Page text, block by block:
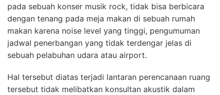
pada sebuah konser musik rock, tidak bisa berbicara
dengan tenang pada meja makan di sebuah rumah
makan karena noise level yang tinggi, pengumuman
jadwal penerbangan yang tidak terdengar jelas di
sebuah pelabuhan udara atau airport.
Hal tersebut diatas terjadi lantaran perencanaan ruang
tersebut tidak melibatkan konsultan akustik dalam